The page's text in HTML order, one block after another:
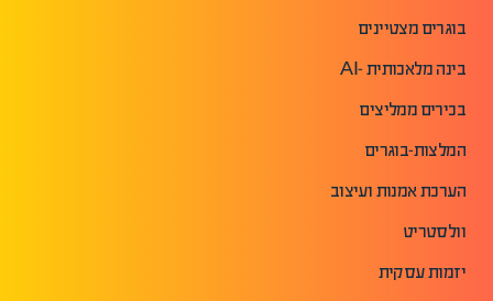
בוגרים מצטיינים
בינה מלאכותית -AI
בכירים ממליצים
המלצות-בוגרים
הערכת אמנות ועיצוב
וולסטריט
יזמות עסקית